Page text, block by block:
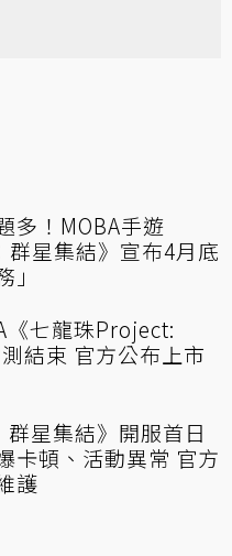
多！MOBA手遊
群星集結》宣布4月底
」
《七龍珠Project:
結束 官方公布上市
群星集結》開服首日
卡頓、活動異常 官方
護